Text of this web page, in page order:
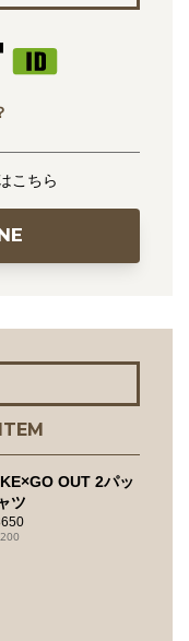
こちら
OUT 2パッ
ツ